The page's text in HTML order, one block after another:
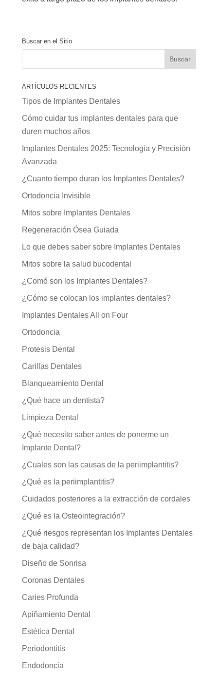
Buscar en el Sitio
ARTÍCULOS RECIENTES
Tipos de Implantes Dentales
Cómo cuidar tus implantes dentales para que
duren muchos años
Implantes Dentales 2025: Tecnología y Precisión
Avanzada
¿Cuanto tiempo duran los Implantes Dentales?
Ortodoncia Invisible
Mitos sobre Implantes Dentales
Regeneración Ósea Guiada
Lo que debes saber sobre Implantes Dentales
Mitos sobre la salud bucodental
¿Comó son los Implantes Dentales?
¿Cómo se colocan los implantes dentales?
Implantes Dentales All on Four
Ortodoncia
Protesis Dental
Carillas Dentales
Blanqueamiento Dental
¿Qué hace un dentista?
Limpieza Dental
¿Qué necesito saber antes de ponerme un
Implante Dental?
¿Cuales son las causas de la periimplantitis?
¿Qué es la periimplantitis?
Cuidados posteriores a la extracción de cordales
¿Qué es la Osteointegración?
¿Qué riesgos representan los Implantes Dentales
de baja calidad?
Diseño de Sonrisa
Coronas Dentales
Caries Profunda
Apiñamiento Dental
Estética Dental
Periodontitis
Endodoncia